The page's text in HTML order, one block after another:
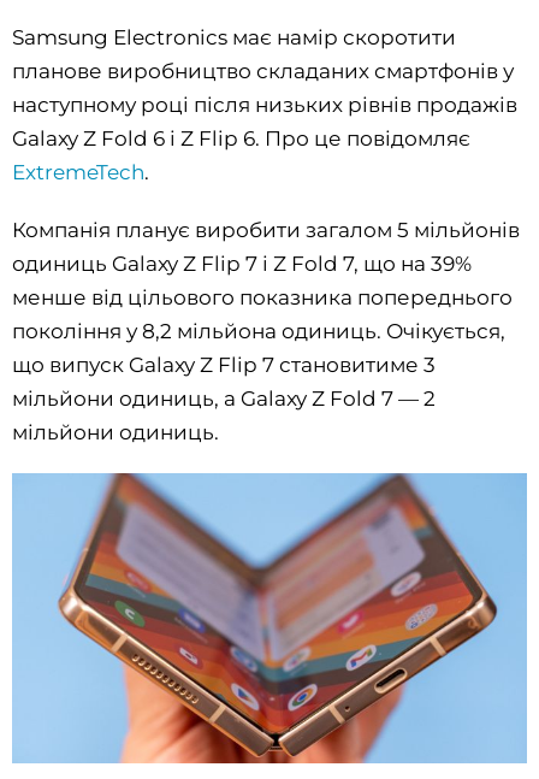
Samsung Electronics має намір скоротити
планове виробництво складаних смартфонів у
наступному році після низьких рівнів продажів
Galaxy Z Fold 6 і Z Flip 6. Про це повідомляє
ExtremeTech.
Компанія планує виробити загалом 5 мільйонів
одиниць Galaxy Z Flip 7 і Z Fold 7, що на 39%
менше від цільового показника попереднього
покоління у 8,2 мільйона одиниць. Очікується,
що випуск Galaxy Z Flip 7 становитиме 3
мільйони одиниць, а Galaxy Z Fold 7 — 2
мільйони одиниць.